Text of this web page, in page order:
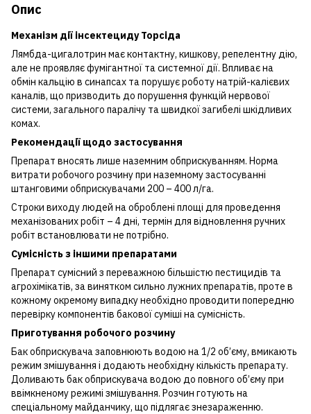
Опис
Механізм дії інсектециду Торсіда
Лямбда-цигалотрин має контактну, кишкову, репелентну дію,
але не проявляє фумігантної та системної дії. Впливає на
обмін кальцію в синапсах та порушує роботу натрій-калієвих
каналів, що призводить до порушення функцій нервової
системи, загального паралічу та швидкої загибелі шкідливих
комах.
Рекомендації щодо застосування
Препарат вносять лише наземним обприскуванням. Норма
витрати робочого розчину при наземному застосуванні
штанговими обприскувачами 200 – 400 л/га.
Строки виходу людей на оброблені площі для проведення
механізованих робіт – 4 дні, термін для відновлення ручних
робіт встановлювати не потрібно.
Сумісність з іншими препаратами
Препарат сумісний з переважною більшістю пестицидів та
агрохімікатів, за винятком сильно лужних препаратів, проте в
кожному окремому випадку необхідно проводити попередню
перевірку компонентів бакової суміші на сумісність.
Приготування робочого розчину
Бак обприскувача заповнюють водою на 1/2 об’єму, вмикають
режим змішування і додають необхідну кількість препарату.
Доливають бак обприскувача водою до повного об’єму при
ввімкненому режимі змішування. Розчин готують на
спеціальному майданчику, що підлягає знезараженню.